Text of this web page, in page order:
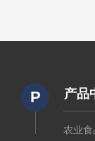
P 产品
农业